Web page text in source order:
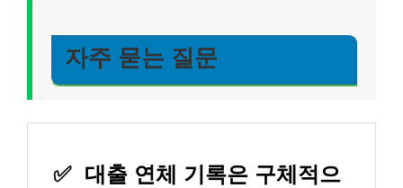
자주 묻는 질문
✅ 대출 연체 기록은 구체적으